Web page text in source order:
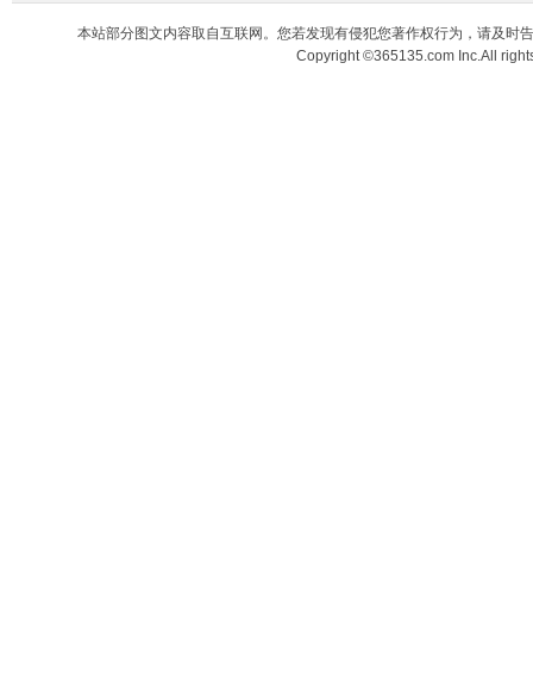
本站部分图文内容取自互联网。您若发现有侵犯您著作权行为，请及时
Copyright ©365135.com Inc.All